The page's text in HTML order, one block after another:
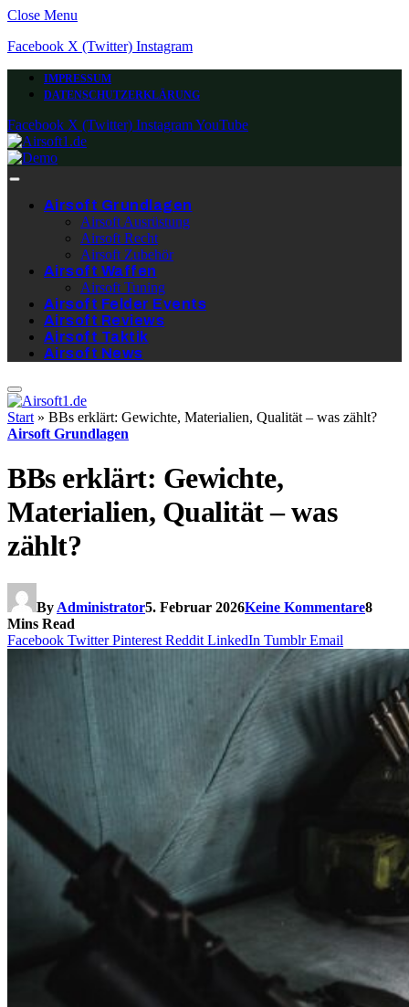
Close Menu
Facebook X (Twitter) Instagram
IMPRESSUM
DATENSCHUTZERKLÄRUNG
Facebook X (Twitter) InstagramYouTube
Airsoft Grundlagen
Airsoft Ausrüstung
Airsoft Recht
Airsoft Zubehör
Airsoft Waffen
Airsoft Tuning
Airsoft Felder Events
Airsoft Reviews
Airsoft Taktik
Airsoft News
Start » BBs erklärt: Gewichte, Materialien, Qualität – was zählt?
Airsoft Grundlagen
BBs erklärt: Gewichte,
Materialien, Qualität – was
zählt?
By Administrator5. Februar 2026Keine Kommentare8
Mins Read
Facebook Twitter Pinterest Reddit LinkedIn Tumblr Email